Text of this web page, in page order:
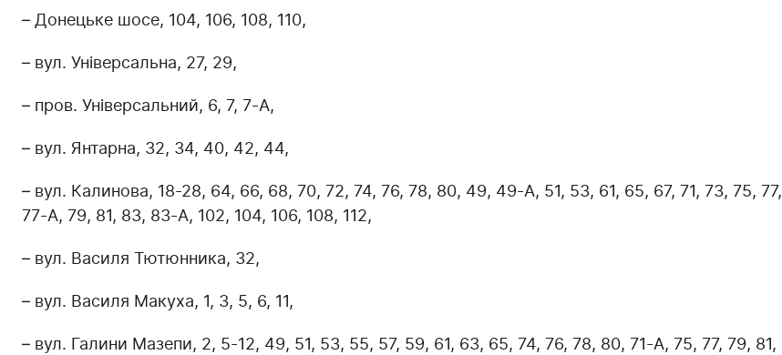
– Донецьке шосе, 104, 106, 108, 110,
– вул. Універсальна, 27, 29,
– пров. Універсальний, 6, 7, 7-А,
– вул. Янтарна, 32, 34, 40, 42, 44,
– вул. Калинова, 18-28, 64, 66, 68, 70, 72, 74, 76, 78, 80, 49, 49-А, 51, 53, 61, 65, 67, 71, 73, 75, 77,
77-А, 79, 81, 83, 83-А, 102, 104, 106, 108, 112,
– вул. Василя Тютюнника, 32,
– вул. Василя Макуха, 1, 3, 5, 6, 11,
– вул. Галини Мазепи, 2, 5-12, 49, 51, 53, 55, 57, 59, 61, 63, 65, 74, 76, 78, 80, 71-А, 75, 77, 79, 81,